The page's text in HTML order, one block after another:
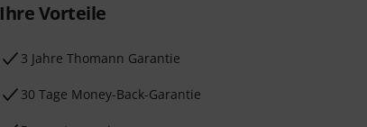
Ihre Vorteile
3 Jahre Thomann Garantie
30 Tage Money-Back-Garantie